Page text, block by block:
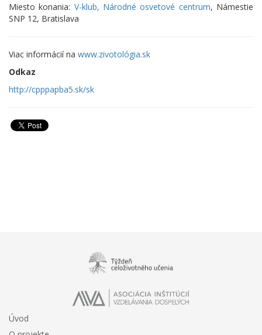
Miesto konania: V-klub, Národné osvetové centrum, Námestie
SNP 12, Bratislava
Viac informácií na www.zivotológia.sk
Odkaz
http://cpppapba5.sk/sk
Úvod